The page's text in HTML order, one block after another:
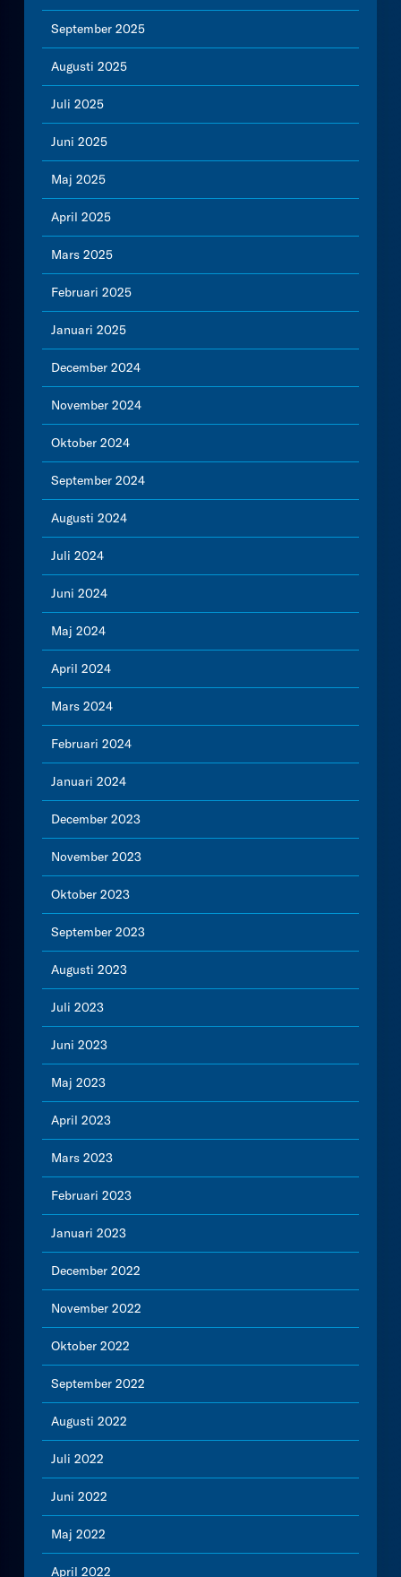
September 2025
Augusti 2025
Juli 2025
Juni 2025
Maj 2025
April 2025
Mars 2025
Februari 2025
Januari 2025
December 2024
November 2024
Oktober 2024
September 2024
Augusti 2024
Juli 2024
Juni 2024
Maj 2024
April 2024
Mars 2024
Februari 2024
Januari 2024
December 2023
November 2023
Oktober 2023
September 2023
Augusti 2023
Juli 2023
Juni 2023
Maj 2023
April 2023
Mars 2023
Februari 2023
Januari 2023
December 2022
November 2022
Oktober 2022
September 2022
Augusti 2022
Juli 2022
Juni 2022
Maj 2022
April 2022